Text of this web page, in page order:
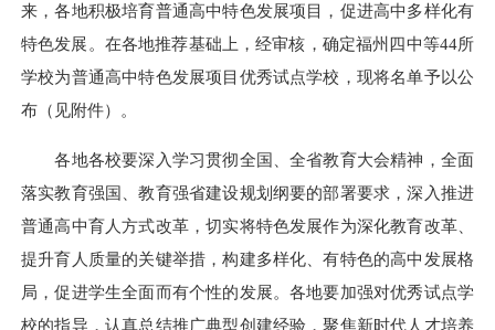
来，各地积极培育普通高中特色发展项目，促进高中多样化有
特色发展。在各地推荐基础上，经审核，确定福州四中等44所
学校为普通高中特色发展项目优秀试点学校，现将名单予以公
布（见附件）。
各地各校要深入学习贯彻全国、全省教育大会精神，全面
落实教育强国、教育强省建设规划纲要的部署要求，深入推进
普通高中育人方式改革，切实将特色发展作为深化教育改革、
提升育人质量的关键举措，构建多样化、有特色的高中发展格
局，促进学生全面而有个性的发展。各地要加强对优秀试点学
校的指导，认真总结推广典型创建经验，聚焦新时代人才培养